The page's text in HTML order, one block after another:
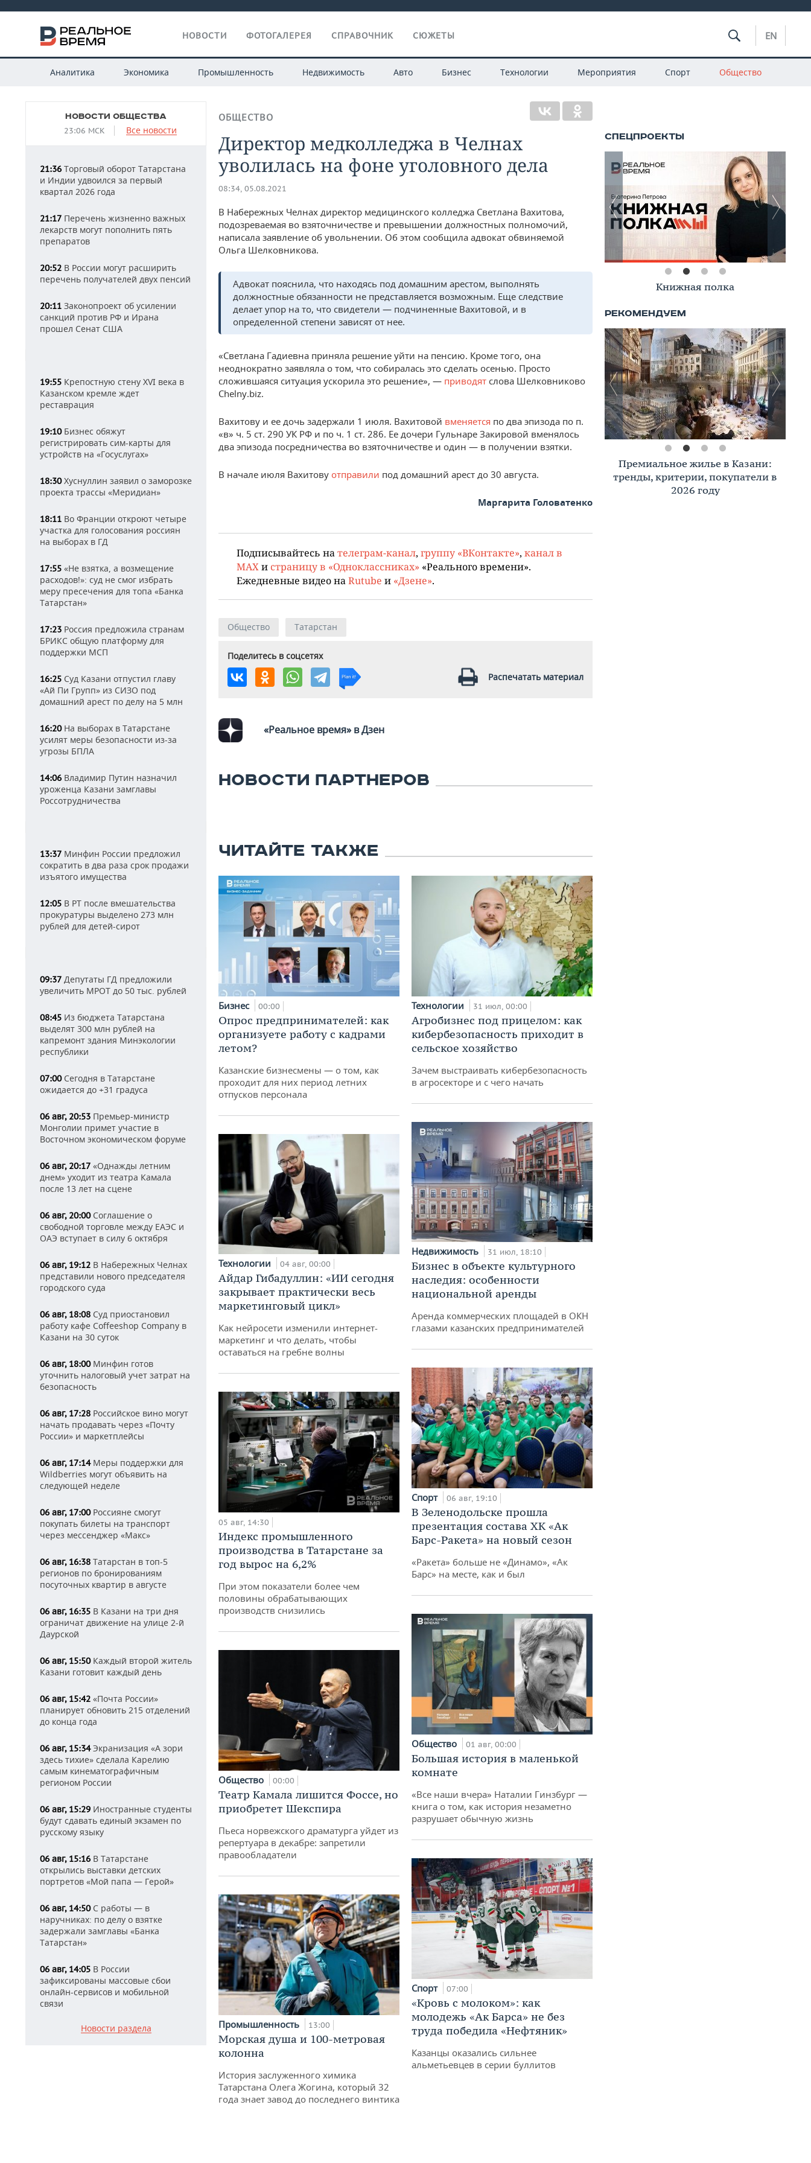
НОВОСТИ ФОТОГАЛЕРЕЯ СПРАВОЧНИК СЮЖЕТЫ EN
Аналитика Экономика Промышленность Недвижимость Авто Бизнес Технологии Мероприятия Спорт Общество
НОВОСТИ ОБЩЕСТВА
23:06 МСК Все новости
21:36 Торговый оборот Татарстана
и Индии удвоился за первый
квартал 2026 года
21:17 Перечень жизненно важных
лекарств могут пополнить пять
препаратов
20:52 В России могут расширить
перечень получателей двух пенсий
20:11 Законопроект об усилении
санкций против РФ и Ирана
прошел Сенат США
19:55 Крепостную стену XVI века в
Казанском кремле ждет
реставрация
19:10Бизнес обяжут
регистрировать сим-карты для
устройств на «Госуслугах»
18:30Хуснуллин заявил о заморозке
проекта трассы «Меридиан»
18:11 Во Франции откроют четыре
участка для голосования россиян
на выборах в ГД
17:55 «Не взятка, а возмещение
расходов!»: суд не смог избрать
меру пресечения для топа «Банка
Татарстан»
17:23 Россия предложила странам
БРИКС общую платформу для
поддержки МСП
16:25 Суд Казани отпустил главу
«Ай Пи Групп» из СИЗО под
домашний арест по делу на 5 млн
16:20На выборах в Татарстане
усилят меры безопасности из-за
угрозы БПЛА
14:06 Владимир Путин назначил
уроженца Казани замглавы
Россотрудничества
13:37 Минфин России предложил
сократить в два раза срок продажи
изъятого имущества
12:05 В РТ после вмешательства
прокуратуры выделено 273 млн
рублей для детей-сирот
09:37 Депутаты ГД предложили
увеличить МРОТ до 50 тыс. рублей
08:45 Из бюджета Татарстана
выделят 300 млн рублей на
капремонт здания Минэкологии
республики
07:00Сегодня в Татарстане
ожидается до +31 градуса
06 авг, 20:53 Премьер-министр
Монголии примет участие в
Восточном экономическом форуме
06 авг, 20:17 «Однажды летним
днем» уходит из театра Камала
после 13 лет на сцене
06 авг, 20:00Соглашение о
свободной торговле между ЕАЭС и
ОАЭ вступает в силу 6 октября
06 авг, 19:12 В Набережных Челнах
представили нового председателя
городского суда
06 авг, 18:08 Суд приостановил
работу кафе Coffeeshop Company в
Казани на 30 суток
06 авг, 18:00Минфин готов
уточнить налоговый учет затрат на
безопасность
06 авг, 17:28 Российское вино могут
начать продавать через «Почту
России» и маркетплейсы
06 авг, 17:14Меры поддержки для
Wildberries могут объявить на
следующей неделе
06 авг, 17:00Россияне смогут
покупать билеты на транспорт
через мессенджер «Макс»
06 авг, 16:38 Татарстан в топ-5
регионов по бронированиям
посуточных квартир в августе
06 авг, 16:35 В Казани на три дня
ограничат движение на улице 2-й
Даурской
06 авг, 15:50Каждый второй житель
Казани готовит каждый день
06 авг, 15:42 «Почта России»
планирует обновить 215 отделений
до конца года
06 авг, 15:34Экранизация «А зори
здесь тихие» сделала Карелию
самым кинематографичным
регионом России
06 авг, 15:29 Иностранные студенты
будут сдавать единый экзамен по
русскому языку
06 авг, 15:16 В Татарстане
открылись выставки детских
портретов «Мой папа — Герой»
06 авг, 14:50С работы — в
наручниках: по делу о взятке
задержали замглавы «Банка
Татарстан»
06 авг, 14:05 В России
зафиксированы массовые сбои
онлайн-сервисов и мобильной
связи
Новости раздела
ОБЩЕСТВО
Директор медколледжа в Челнах
уволилась на фоне уголовного дела
08:34, 05.08.2021
В Набережных Челнах директор медицинского колледжа Светлана Вахитова,
подозреваемая во взяточничестве и превышении должностных полномочий,
написала заявление об увольнении. Об этом сообщила адвокат обвиняемой
Ольга Шелковникова.
Адвокат пояснила, что находясь под домашним арестом, выполнять
должностные обязанности не представляется возможным. Еще следствие
делает упор на то, что свидетели — подчиненные Вахитовой, и в
определенной степени зависят от нее.
«Светлана Гадиевна приняла решение уйти на пенсию. Кроме того, она
неоднократно заявляла о том, что собиралась это сделать осенью. Просто
сложившаяся ситуация ускорила это решение», — приводят слова Шелковниково
Chelny.biz.
Вахитову и ее дочь задержали 1 июля. Вахитовой вменяется по два эпизода по п.
«в» ч. 5 ст. 290 УК РФ и по ч. 1 ст. 286. Ее дочери Гульнаре Закировой вменялось
два эпизода посредничества во взяточничестве и один — в получении взятки.
В начале июля Вахитову отправили под домашний арест до 30 августа.
Маргарита Головатенко
Подписывайтесь на телеграм-канал, группу «ВКонтакте», канал в
MAX и страницу в «Одноклассниках» «Реального времени».
Ежедневные видео на Rutube и «Дзене».
Общество Татарстан
Поделитесь в соцсетях
Распечатать материал
«Реальное время» в Дзен
НОВОСТИ ПАРТНЕРОВ
ЧИТАЙТЕ ТАКЖЕ
Бизнес 00:00
Опрос предпринимателей: как
организуете работу с кадрами
летом?
Казанские бизнесмены — о том, как
проходит для них период летних
отпусков персонала
Технологии 04 авг, 00:00
Айдар Гибадуллин: «ИИ сегодня
закрывает практически весь
маркетинговый цикл»
Как нейросети изменили интернет-
маркетинг и что делать, чтобы
оставаться на гребне волны
05 авг, 14:30
Индекс промышленного
производства в Татарстане за
год вырос на 6,2%
При этом показатели более чем
половины обрабатывающих
производств снизились
Общество 00:00
Театр Камала лишится Фоссе, но
приобретет Шекспира
Пьеса норвежского драматурга уйдет из
репертуара в декабре: запретили
правообладатели
Промышленность 13:00
Морская душа и 100-метровая
колонна
История заслуженного химика
Татарстана Олега Жогина, который 32
года знает завод до последнего винтика
Технологии 31 июл, 00:00
Агробизнес под прицелом: как
кибербезопасность приходит в
сельское хозяйство
Зачем выстраивать кибербезопасность
в агросекторе и с чего начать
Недвижимость 31 июл, 18:10
Бизнес в объекте культурного
наследия: особенности
национальной аренды
Аренда коммерческих площадей в ОКН
глазами казанских предпринимателей
Спорт 06 авг, 19:10
В Зеленодольске прошла
презентация состава ХК «Ак
Барс-Ракета» на новый сезон
«Ракета» больше не «Динамо», «Ак
Барс» на месте, как и был
Общество 01 авг, 00:00
Большая история в маленькой
комнате
«Все наши вчера» Наталии Гинзбург —
книга о том, как история незаметно
разрушает обычную жизнь
Спорт 07:00
«Кровь с молоком»: как
молодежь «Ак Барса» не без
труда победила «Нефтяник»
Казанцы оказались сильнее
альметьевцев в серии буллитов
Книжная полка
Премиальное жилье в Казани:
тренды, критерии, покупатели в
2026 году